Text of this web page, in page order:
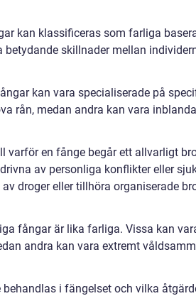
kan klassificeras som farliga
betydande skillnader mellan
kan vara specialiserade på
rån, medan andra kan vara
varför en fånge begår ett allvarligt
av personliga konflikter eller
droger eller tillhöra organiserade
fångar är lika farliga. Vissa kan
andra kan vara extremt
i fängelset och vilka